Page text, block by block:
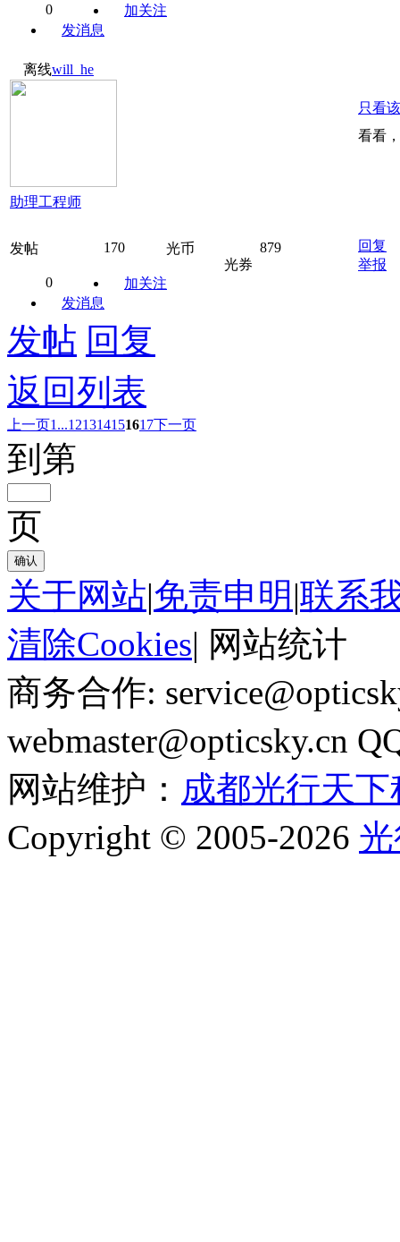
0
加关注
发消息
离线will_he
助理工程师
发帖 170 光币
879
光券
0
加关注
发消息
只看
看看
回复
举报
发帖 回复
返回列表
上一页1...121314151617下一页
到第
页
确认
关于网站|免责申明 |联系
清除Cookies| 网站统计
商务合作:
webmaster@opticsky.cn
网站维护： 成都光行天
Copyright © 2005-2026